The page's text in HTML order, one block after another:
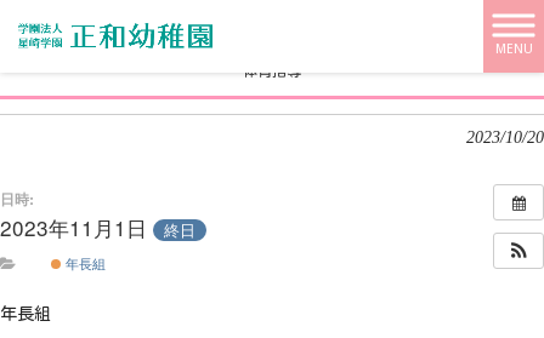
MENU
学校法人 星崎学園【正和幼稚園】 HOME
体育指導
2023/10/20
日時:
2023年11月1日 終日
年長組
年長組